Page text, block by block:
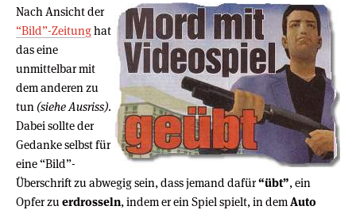
Nach Ansicht der
“Bild”-Zeitunghat
das eine
unmittelbar mit
dem anderen zu
tun (siehe Ausriss).
Dabei sollte der
Gedanke selbst für
eine “Bild”-
Überschrift zu abwegig sein, dass jemand dafür“übt”, ein
Opfer zu erdrosseln, indem er ein Spiel spielt, in dem Auto